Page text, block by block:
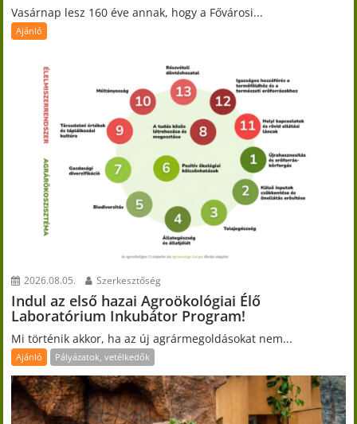
Vasárnap lesz 160 éve annak, hogy a Fővárosi...
Ajánló
2026.08.05. Szerkesztőség
Indul az első hazai Agroökológiai Élő
Laboratórium Inkubátor Program!
Mi történik akkor, ha az új agrármegoldásokat nem...
Ajánló Pályázatok, vetélkedők